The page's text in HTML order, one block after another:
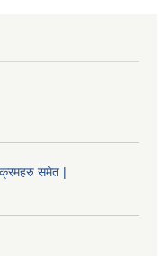
समेत |